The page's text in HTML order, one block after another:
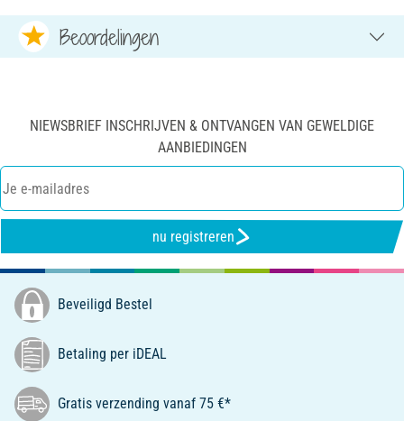
Beoordelingen
NIEWSBRIEF INSCHRIJVEN & ONTVANGEN VAN GEWELDIGE
AANBIEDINGEN
nu registreren
Beveiligd Bestel
Betaling per iDEAL
Gratis verzending vanaf 75 €*